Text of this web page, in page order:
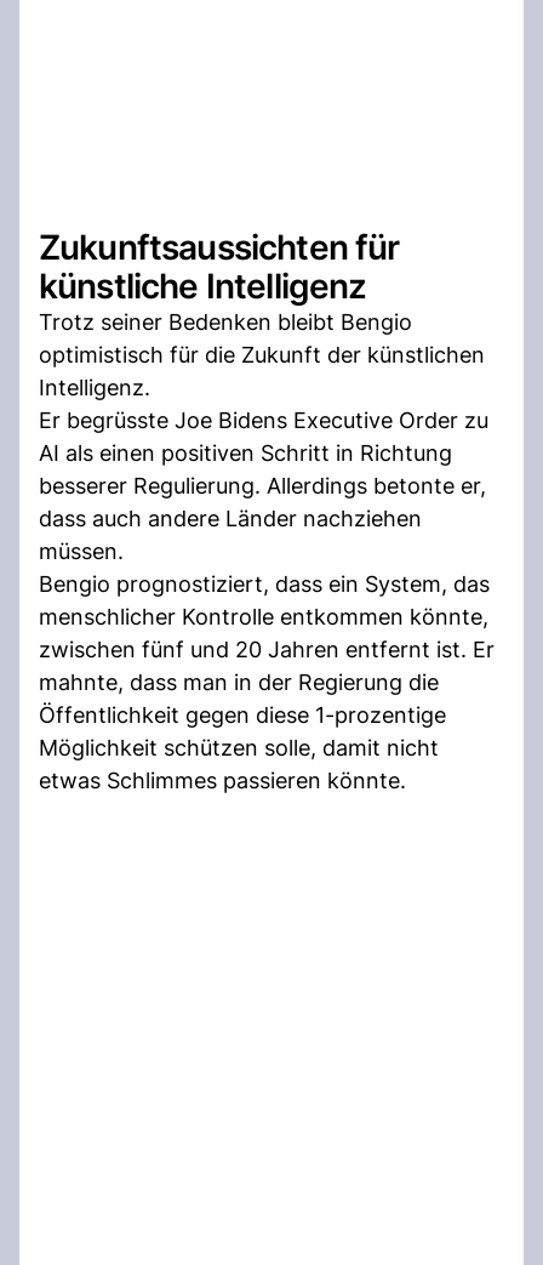
Zukunftsaussichten für
künstliche Intelligenz
Trotz seiner Bedenken bleibt Bengio
optimistisch für die Zukunft der künstlichen
Intelligenz.
Er begrüsste Joe Bidens Executive Order zu
AI als einen positiven Schritt in Richtung
besserer Regulierung. Allerdings betonte er,
dass auch andere Länder nachziehen
müssen.
Bengio prognostiziert, dass ein System, das
menschlicher Kontrolle entkommen könnte,
zwischen fünf und 20 Jahren entfernt ist. Er
mahnte, dass man in der Regierung die
Öffentlichkeit gegen diese 1-prozentige
Möglichkeit schützen solle, damit nicht
etwas Schlimmes passieren könnte.